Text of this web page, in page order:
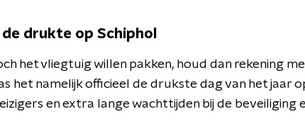
drukte op Schiphol
het vliegtuig willen pakken, houd dan rekening
het namelijk officieel de drukste dag van het jaar
en extra lange wachttijden bij de beveiliging